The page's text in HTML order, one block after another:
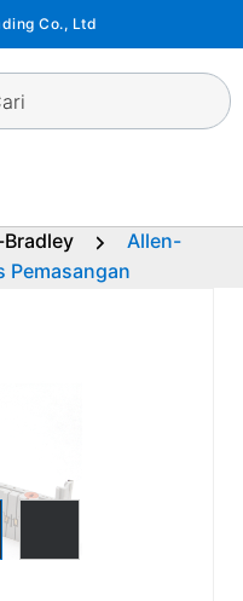
Co., Ltd
Allen-
Pemasangan